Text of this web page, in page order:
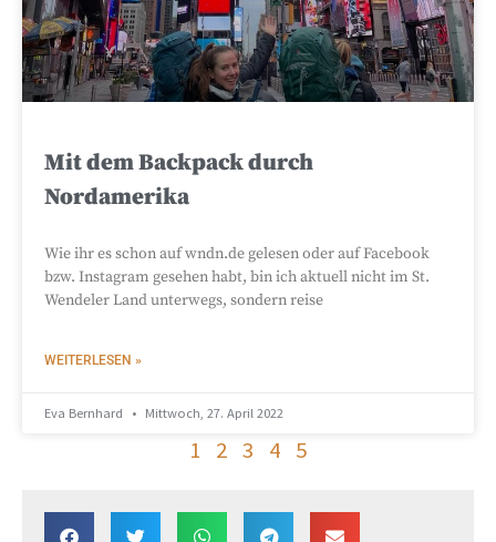
Mit dem Backpack durch
Nordamerika
Wie ihr es schon auf wndn.de gelesen oder auf Facebook
bzw. Instagram gesehen habt, bin ich aktuell nicht im St.
Wendeler Land unterwegs, sondern reise
WEITERLESEN »
Eva Bernhard Mittwoch, 27. April 2022
1 2 3 4 5